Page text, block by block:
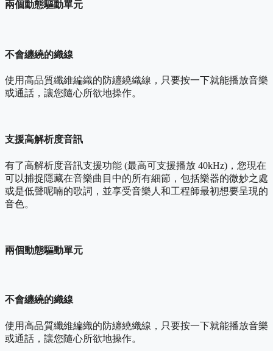
兩個動態驅動單元
不會纏繞的織線
使用高品質纖維編織的防纏繞織線，只要按一下就能播放音樂
或通話，讓您隨心所欲地操作。
支援高解析度音訊
有了高解析度音訊支援功能 (最高可支援播放 40kHz)，您現在
可以捕捉隱藏在音樂曲目中的所有細節，包括樂器的微妙之處
或是低聲呢喃的歌詞，並享受音樂人和工程師最初想要呈現的
音色。
兩個動態驅動單元
不會纏繞的織線
使用高品質纖維編織的防纏繞織線，只要按一下就能播放音樂
或通話，讓您隨心所欲地操作。